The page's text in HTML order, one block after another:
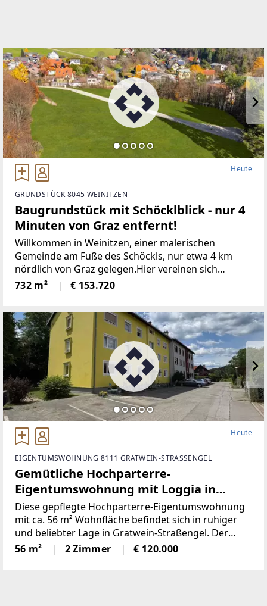
Heute
GRUNDSTÜCK 8045 WEINITZEN
Baugrundstück mit Schöcklblick - nur 4
Minuten von Graz entfernt!
Willkommen in Weinitzen, einer malerischen
Gemeinde am Fuße des Schöckls, nur etwa 4 km
nördlich von Graz gelegen.Hier vereinen sich
Genuss, Tradition und Natur zu einer harmonischen
Lebensweise. Weinitzen gehört zum idyllischen
732 m² € 153.720
Heute
EIGENTUMSWOHNUNG 8111 GRATWEIN-STRASSENGEL
Gemütliche Hochparterre-
Eigentumswohnung mit Loggia in
Gratwein-Straßengel
Diese gepflegte Hochparterre-Eigentumswohnung
mit ca. 56 m² Wohnfläche befindet sich in ruhiger
und beliebter Lage in Gratwein-Straßengel. Der
durchdachte Grundriss sowie die ca. 4,98 m² große
Loggia mit Blick in den allgemeinen Gartenbereich
56 m² 2 Zimmer € 120.000